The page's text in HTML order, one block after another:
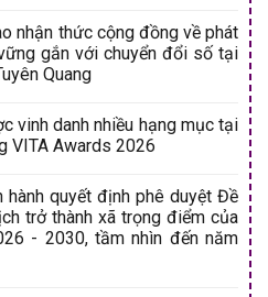
nhận thức cộng đồng về phát
gắn với chuyển đổi số tại
Quang
vinh danh nhiều hạng mục tại
VITA Awards 2026
hành quyết định phê duyệt Đề
trở thành xã trọng điểm của
- 2030, tầm nhìn đến năm